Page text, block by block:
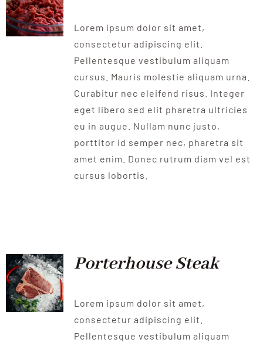
CONTACTE
Lorem ipsum dolor sit amet,
consectetur adipiscing elit.
Pellentesque vestibulum aliquam
cursus. Mauris molestie aliquam urna.
Curabitur nec eleifend risus. Integer
eget libero sed elit pharetra ultricies
eu in augue. Nullam nunc justo,
porttitor id semper nec, pharetra sit
amet enim. Donec rutrum diam vel est
cursus lobortis.
Porterhouse Steak
Lorem ipsum dolor sit amet,
consectetur adipiscing elit.
Pellentesque vestibulum aliquam